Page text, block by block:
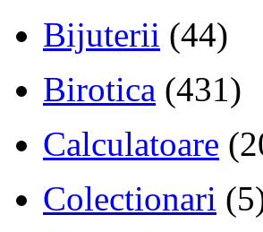
Bijuterii (44)
Birotica (431)
Calculatoare
Colectionari